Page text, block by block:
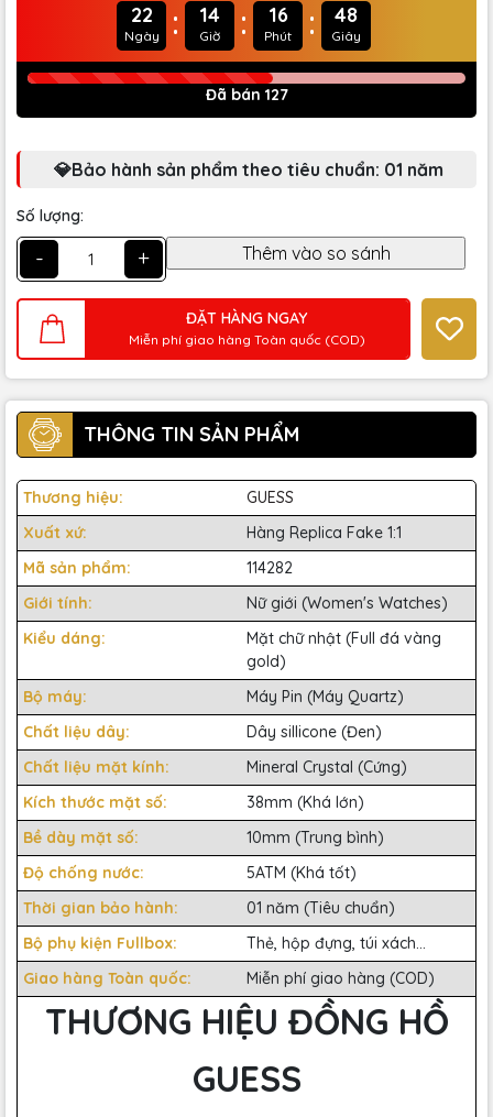
22
Ngày : 14
Giờ : 16
Phút : 47
Giây
Đã bán 127
💎Bảo hành sản phẩm theo tiêu chuẩn: 01 năm
Số lượng:
- +
ĐẶT HÀNG NGAY
Miễn phí giao hàng Toàn quốc (COD)
THÔNG TIN SẢN PHẨM
Thương hiệu:
GUESS
Xuất xứ:
Hàng Replica Fake 1:1
Mã sản phẩm:
114282
Giới tính:
Nữ giới (Women's Watches)
Kiểu dáng:
Mặt chữ nhật (Full đá vàng
gold)
Bộ máy:
Máy Pin (Máy Quartz)
Chất liệu dây:
Dây sillicone (Đen)
Chất liệu mặt kính:
Mineral Crystal (Cứng)
Kích thước mặt số:
38mm (Khá lớn)
Bề dày mặt số:
10mm (Trung bình)
Độ chống nước:
5ATM (Khá tốt)
Thời gian bảo hành:
01 năm (Tiêu chuẩn)
Bộ phụ kiện Fullbox:
Thẻ, hộp đựng, túi xách...
Giao hàng Toàn quốc:
Miễn phí giao hàng (COD)
THƯƠNG HIỆU ĐỒNG HỒ
GUESS